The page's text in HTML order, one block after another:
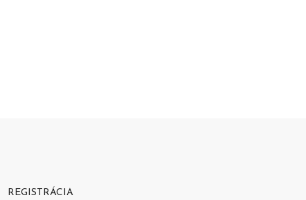
REGISTRÁCIA